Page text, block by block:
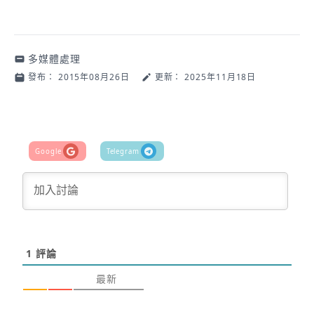
多媒體處理
發布： 2015年08月26日 更新： 2025年11月18日
1 評論
最新